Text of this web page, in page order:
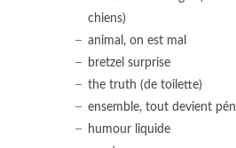
chiens)
animal, on est mal
bretzel surprise
the truth (de toilette)
ensemble, tout devient
humour liquide